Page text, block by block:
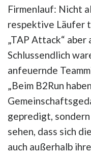
Firmenlauf: Nicht
respektive Läufer
„TAP Attack“
Schlussendlich
anfeuernde
„Beim B2Run
gepredigt,
sehen, dass sich
auch außerhalb